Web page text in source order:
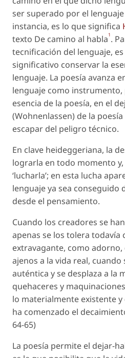
ser superado por el
instancia, es lo que significa
texto De camino al habla1.
tecnificación del lenguaje,
significativo conservar la
lenguaje. La poesía avanza
lenguaje como instrumento,
esencia de la poesía, en el
(Wohnenlassen) de la
escapar del peligro técnico.
En clave heideggeriana, la
lograrla en todo momento
‘lucharla’; en esta lucha
lenguaje ya sea conseguido
desde el pensamiento.
Cuando los creadores se
apenas se los tolera todavía
extravagante, como
ajenos a la vida real, cuando
auténtica y se desplaza a la
quehaceres y
lo materialmente existente
ha comenzado el
64-65)
La poesía permite el dejar-